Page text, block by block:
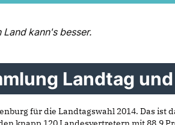
Land kann's besser.
Landtag
für die Landtagswahl 2014. Das